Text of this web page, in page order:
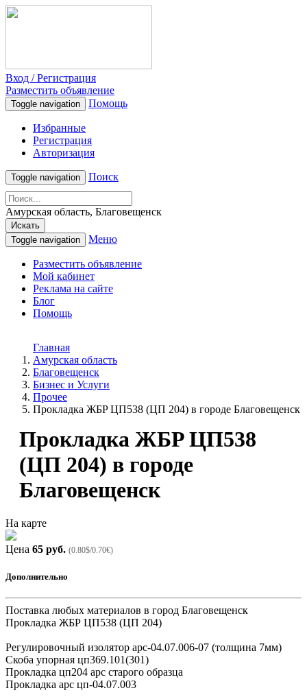
Вход / Регистрация
Разместить объявление
Toggle navigation Помощь
Избранные
Регистрация
Авторизация
Toggle navigation Поиск
Амурская область, Благовещенск
Искать
Toggle navigation
Меню
Разместить объявление
Мой кабинет
Реклама на сайте
Блог
Помощь
Главная
Амурская область
Благовещенск
Бизнес и Услуги
Прочее
Прокладка ЖБP ЦП538 (ЦП 204) в городe Благовeщенск
Прокладка ЖБP ЦП538
(ЦП 204) в городe
Благовeщенск
На карте
Цена 65 руб. (0.80$/0.70€)
Дополнительно
Поставка любых материалов в город Благовещенск
Прокладка ЖБР ЦП538 (ЦП 204)
Регулировочный изолятор арс-04.07.006-07 (толщина 7мм)
Скоба упорная цп369.101(301)
Прокладка цп204 арс старого образца
Прокладка арс цп-04.07.003